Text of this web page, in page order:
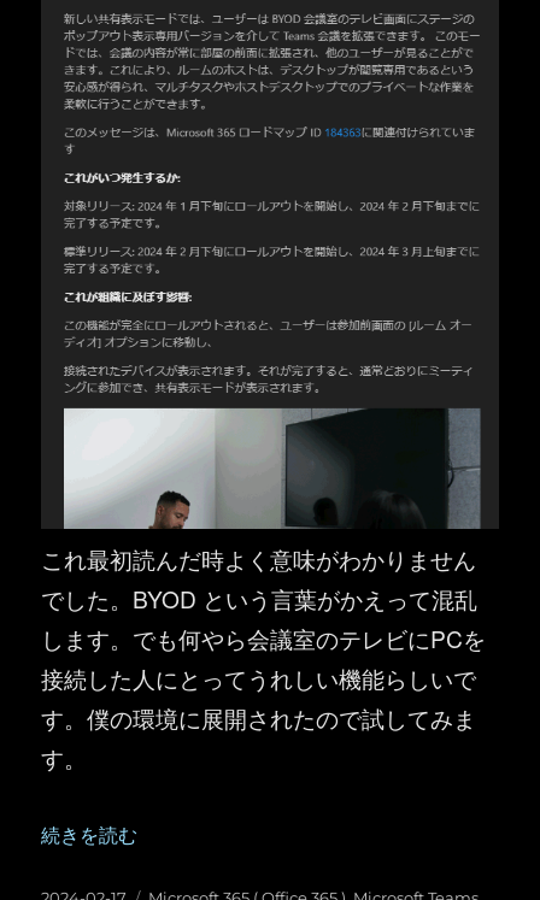
これ最初読んだ時よく意味がわかりません
でした。BYOD という言葉がかえって混乱
します。でも何やら会議室のテレビにPCを
接続した人にとってうれしい機能らしいで
す。僕の環境に展開されたので試してみま
す。
“Microsoft Teams ：会議室のテレビに接続する際に利用
続きを読む